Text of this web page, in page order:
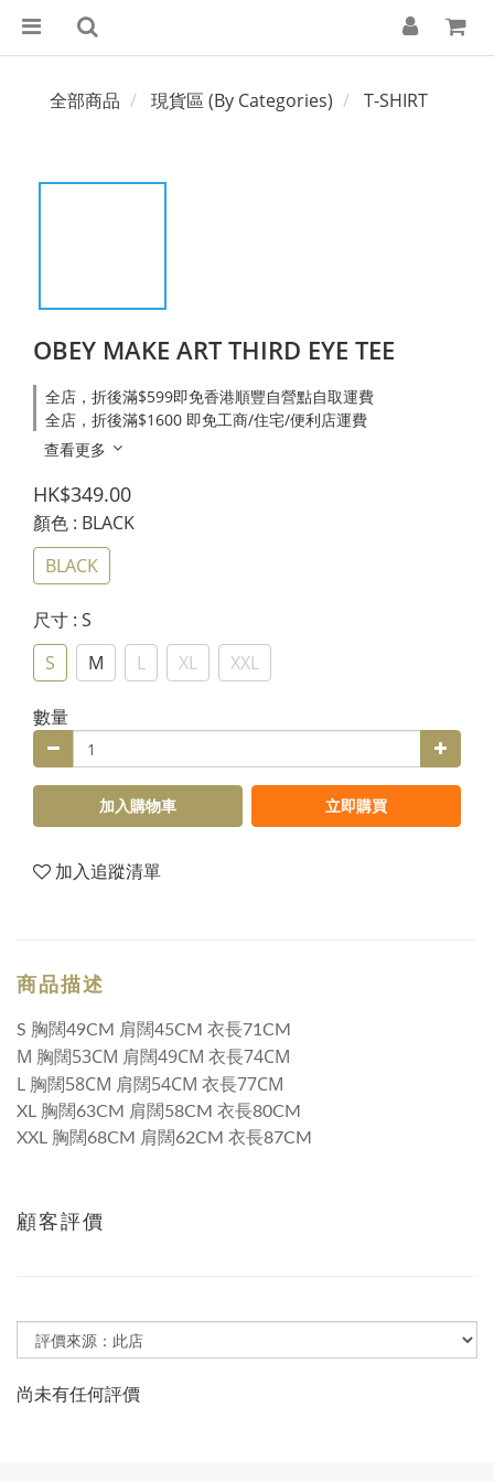
全部商品 現貨區 (By Categories) T-SHIRT
OBEY MAKE ART THIRD EYE TEE
全店，折後滿$599即免香港順豐自營點自取運費
全店，折後滿$1600 即免工商/住宅/便利店運費
查看更多
HK$349.00
顏色 : BLACK
BLACK
尺寸 : S
S
M L XL XXL
數量
加入購物車 立即購買
加入追蹤清單
商品描述
S 胸闊49CM 肩闊45CM 衣長71CM
M 胸闊53CM 肩闊49CM 衣長74CM
L 胸闊58CM 肩闊54CM 衣長77CM
XL 胸闊63CM 肩闊58CM 衣長80CM
XXL 胸闊68CM 肩闊62CM 衣長87CM
顧客評價
尚未有任何評價